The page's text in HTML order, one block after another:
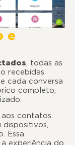
e
, todas as
recebidas
cada conversa
completo,
aos contatos
Essa
experiência do